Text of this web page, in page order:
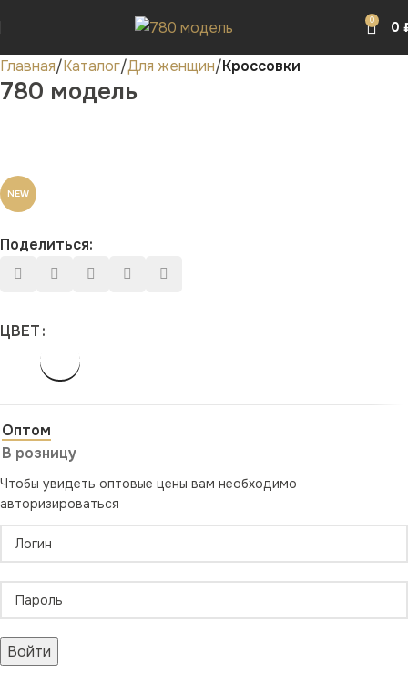
0 0
Главная Каталог Для женщин Кроссовки
780 модель
NEW
Поделиться:
ЦВЕТ
Оптом
В розницу
Чтобы увидеть оптовые цены вам необходимо
авторизироваться
Войти